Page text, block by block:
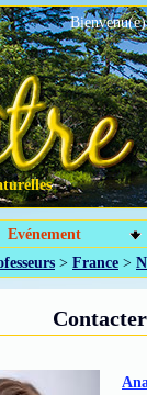
Evénement
> France >